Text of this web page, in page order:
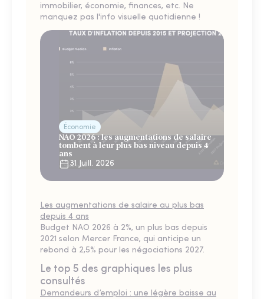
immobilier, économie, finances, etc. Ne
manquez pas l'info visuelle quotidienne !
Économie
NAO 2026 : les augmentations de salaire
tombent à leur plus bas niveau depuis 4
ans
31 Juill. 2026
Les augmentations de salaire au plus bas
depuis 4 ans
Budget NAO 2026 à 2%, un plus bas depuis
2021 selon Mercer France, qui anticipe un
rebond à 2,5% pour les négociations 2027.
Le top 5 des graphiques les plus
consultés
Demandeurs d’emploi : une légère baisse au